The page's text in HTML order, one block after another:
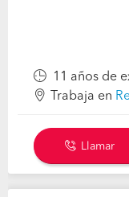
11 años de
Trabaja en
Llamar